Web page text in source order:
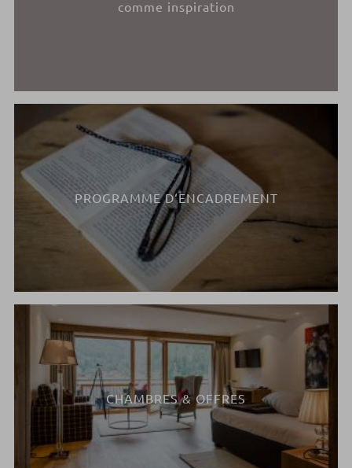
comme inspiration
PROGRAMME D‘ENCADREMENT
CHAMBRES & OFFRES